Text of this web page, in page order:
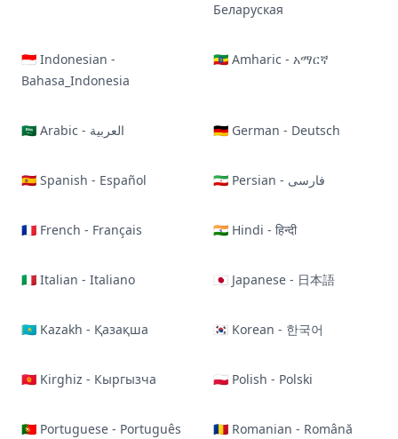
Беларуская
🇮🇩 Indonesian -
Bahasa_Indonesia
🇪🇹 Amharic - አማርኛ
🇸🇦 Arabic - العربية 🇩🇪 German - Deutsch
🇪🇸 Spanish - Español 🇮🇷 Persian - فارسی
🇫🇷 French - Français 🇮🇳 Hindi - हिन्दी
🇮🇹 Italian - Italiano 🇯🇵 Japanese - 日本語
🇰🇿 Kazakh - Қазақша 🇰🇷 Korean - 한국어
🇰🇬 Kirghiz - Кыргызча 🇵🇱 Polish - Polski
🇵🇹 Portuguese - Português 🇷🇴 Romanian - Română